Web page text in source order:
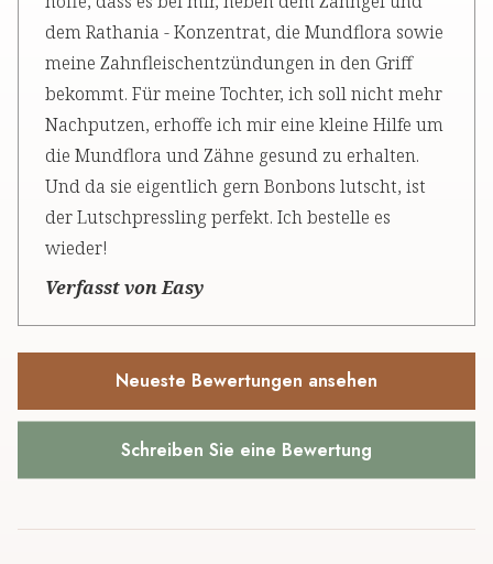
dem Rathania - Konzentrat, die Mundflora sowie
meine Zahnfleischentzündungen in den Griff
bekommt. Für meine Tochter, ich soll nicht mehr
Nachputzen, erhoffe ich mir eine kleine Hilfe um
die Mundflora und Zähne gesund zu erhalten.
Und da sie eigentlich gern Bonbons lutscht, ist
der Lutschpressling perfekt. Ich bestelle es
wieder!
Verfasst von Easy
Neueste Bewertungen ansehen
Schreiben Sie eine Bewertung